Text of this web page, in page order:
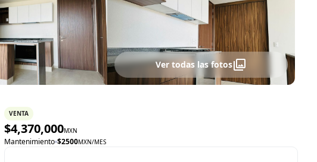
Ver todas las fotos
VENTA
$4,370,000MXN
Mantenimiento $2500MXN/MES